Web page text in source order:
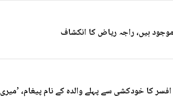
کا خودکشی سے پہلے والدہ کے نام پیغام، ’میری